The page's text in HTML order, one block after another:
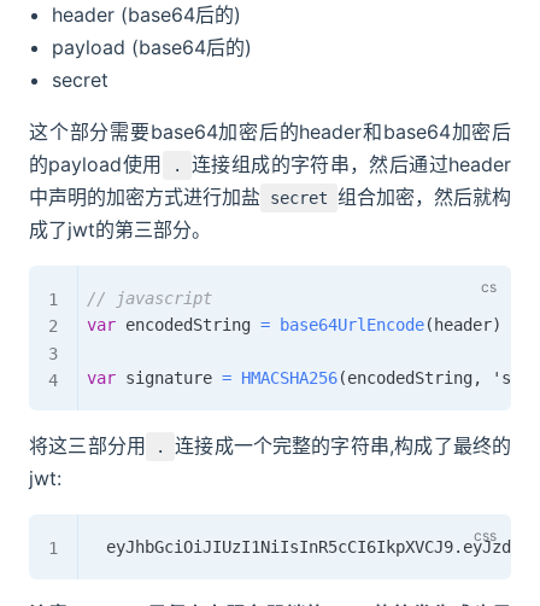
header (base64后的)
payload (base64后的)
secret
这个部分需要base64加密后的header和base64加密后
的payload使用
.
连接组成的字符串，然后通过header
中声明的加密方式进行加盐
secret 组合加密，然后就构
成了jwt的第三部分。
// javascript
var encodedString = base64UrlEncode( header)
var signature = HMACSHA256(encodedString,
将这三部分用 .
连接成一个完整的字符串,构成了最终的
jwt: